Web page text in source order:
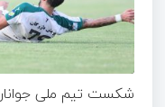
شکست تیم ملی